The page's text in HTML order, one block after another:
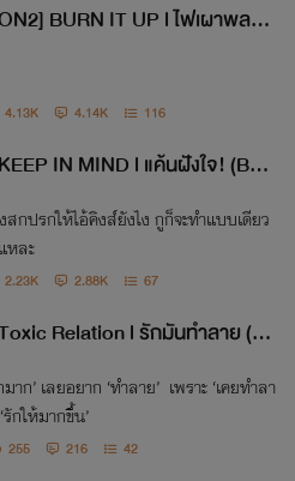
BURN IT UP l ไฟเผาพลอ
4.13K 4.14K 116
IN MIND l แค้นฝังใจ! (BL
กปรกให้ไอ้คิงส์ยังไง กูก็จะทำแบบเดียว
ละ
2.23K 2.88K 67
Relation l รักมันทำลาย (B
มาก’ เลยอยาก ‘ทำลาย’ เพราะ ‘เคยทำลา
กให้มากขึ้น’
255 216 42